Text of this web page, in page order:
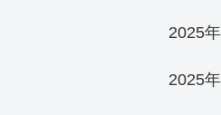
2025
2025